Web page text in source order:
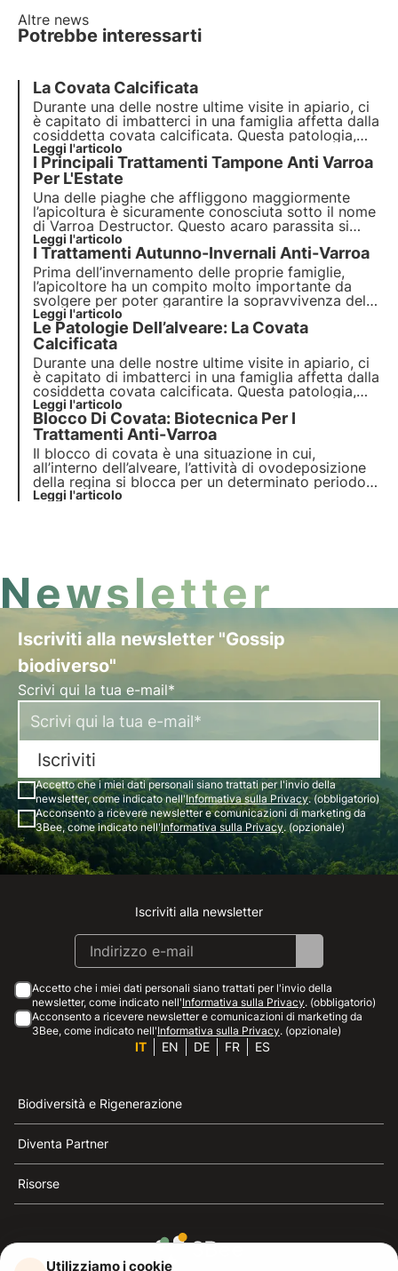
Altre news
Potrebbe interessarti
La Covata Calcificata
Durante una delle nostre ultime visite in apiario, ci
è capitato di imbatterci in una famiglia affetta dalla
cosiddetta covata calcificata. Questa patologia,
ormai piuttosto conosciuta anche nella nostra
penisola, presenta dei segni caratteristici ben
precisi.Capiamo quali sono e come comportarci.
Leggi l'articolo
I Principali Trattamenti Tampone Anti Varroa
Per L'Estate
Una delle piaghe che affliggono maggiormente
l’apicoltura è sicuramente conosciuta sotto il nome
di Varroa Destructor. Questo acaro parassita si
nutre dell’emolinfa delle api, infestandole fin da
quando sono ancora in fase di sviluppo. Vediamo i
principali trattamenti!
Leggi l'articolo
I Trattamenti Autunno-Invernali Anti-Varroa
Prima dell’invernamento delle proprie famiglie,
l’apicoltore ha un compito molto importante da
svolgere per poter garantire la sopravvivenza delle
proprie api all’inverno, ovvero i trattamenti anti-
varroa. DIversi da quelli estivi detti “tampone”,
questi invernali sono definiti "di pulizia".
Leggi l'articolo
Le Patologie Dell’alveare: La Covata
Calcificata
Durante una delle nostre ultime visite in apiario, ci
è capitato di imbatterci in una famiglia affetta dalla
cosiddetta covata calcificata. Questa patologia,
sfortunatamente ormai piuttosto conosciuta
presenta dei segni caratteristici ben precisi, ecco
quali.
Leggi l'articolo
Blocco Di Covata: Biotecnica Per I
Trattamenti Anti-Varroa
Il blocco di covata è una situazione in cui,
all’interno dell’alveare, l’attività di ovodeposizione
della regina si blocca per un determinato periodo
di tempo. Tuttavia, esso è anche una biotecnica
Leggi l'articolo
Newsletter
Iscriviti alla newsletter "Gossip
biodiverso"
Scrivi qui la tua e-mail*
Iscriviti
Accetto che i miei dati personali siano trattati per l'invio della
newsletter, come indicato nell'Informativa sulla Privacy. (obbligatorio)
Acconsento a ricevere newsletter e comunicazioni di marketing da
3Bee, come indicato nell'Informativa sulla Privacy. (opzionale)
Instagram
Facebook
Linkedin
Youtube
Iscriviti alla newsletter
Accetto che i miei dati personali siano trattati per l'invio della
newsletter, come indicato nell'Informativa sulla Privacy. (obbligatorio)
Acconsento a ricevere newsletter e comunicazioni di marketing da
3Bee, come indicato nell'Informativa sulla Privacy. (opzionale)
IT EN DE FR ES
Biodiversità e Rigenerazione
Diventa Partner
Risorse
Utilizziamo i cookie